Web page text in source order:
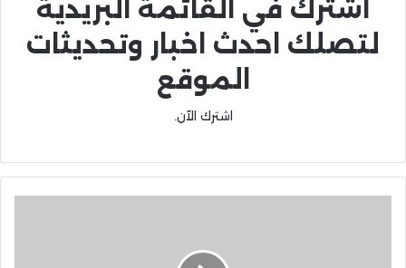
اشترك في القائمة البريدية
لتصلك احدث اخبار وتحديثات
الموقع
اشترك الآن.